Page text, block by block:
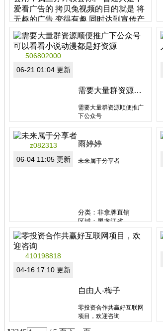
现在您可以
享受油呗平台所有优惠，
加油8折起，洗车保养1元
起
享受油呗推广分享赚钱的
分类：非拿牌直销
区域：山东省
721920616
07-06 14:51 更新
是来帮你解决目前的所有
商实体店的统一，是这么
一个东西。
就有效果的工具。
以无限...
分类：非拿牌直销
506802000
06-21 01:04 更新
需要大量群资源顺便推广下公众号
需要大量群资源顺便推广
下公众号
可以看看小说动漫都是好
分类：非拿牌直销
z082313
06-04 11:05 更新
雨婷婷
未来属于分享者
分类：非拿牌直销
区域：黑龙江省
410198818
04-16 17:10 更新
自由人-梅子
零投资合作共赢好互联网
项目，欢迎咨询